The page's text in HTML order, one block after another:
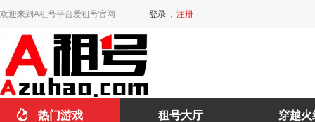
欢迎来到A租号平台爱租号官网 登录 , 注册
热门游戏 租号大厅 穿越火